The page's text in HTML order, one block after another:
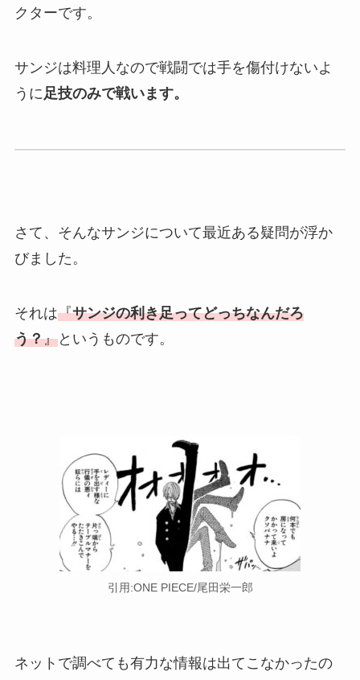
クターです。
サンジは料理人なので戦闘では手を傷付けないよ
うに 足技のみで戦います。
さて、そんなサンジについて最近ある疑問が浮か
びました。
それは『サンジの利き足ってどっちなんだろ
う？』というものです。
引用:ONE PIECE/尾田栄一郎
ネットで調べても有力な情報は出てこなかったの